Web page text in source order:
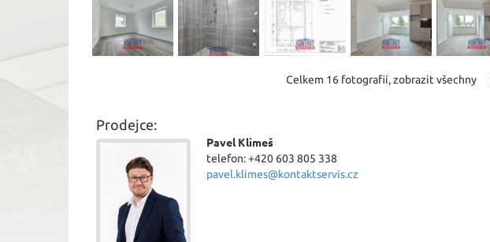
Celkem 16 fotografií, zobrazit všechny
Prodejce:
Pavel Klimeš
telefon: +420 603 805 338
pavel.klimes@kontaktservis.cz